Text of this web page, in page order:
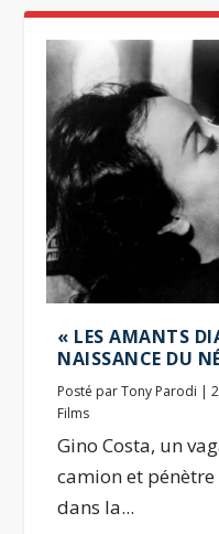
« LES AMANTS
NAISSANCE DU
Posté parTony Parodi |
Films
Gino Costa, un
camion et
dans la...